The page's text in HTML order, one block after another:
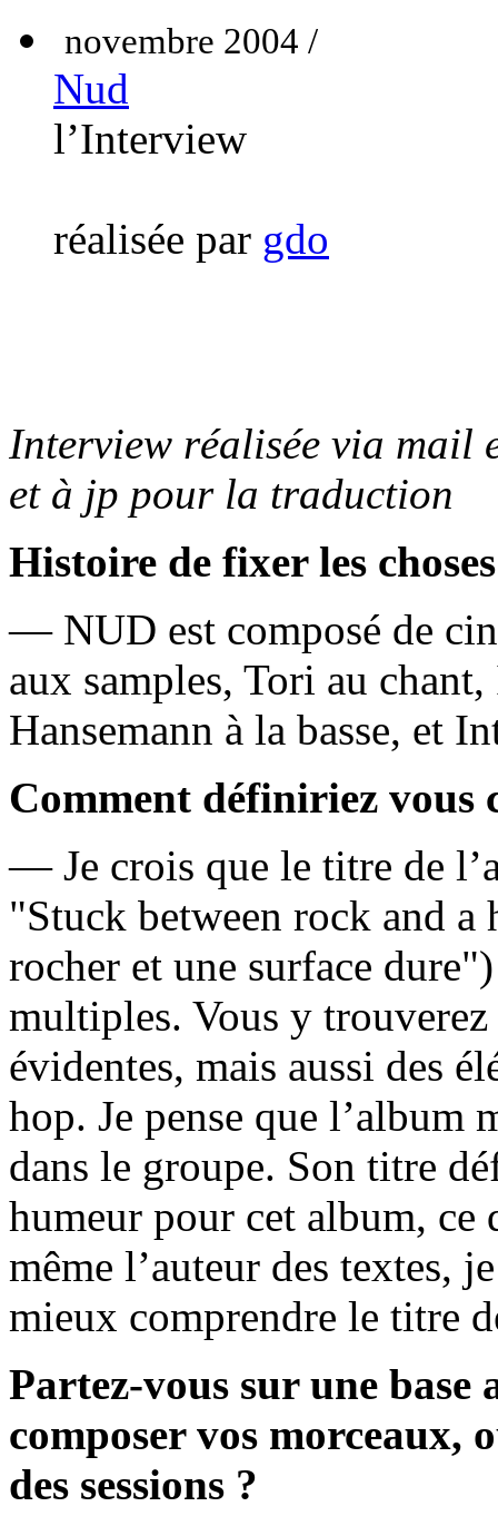
novembre 2004 /
Nud
l’Interview
réalisée par gdo
Interview réalisée via mail
et à jp pour la traduction
Histoire de fixer les
— NUD est composé de
aux samples, Tori au
Hansemann à la basse, et
Comment définiriez vous
— Je crois que le titre de
"Stuck between rock and
rocher et une surface
multiples. Vous y
évidentes, mais aussi des
hop. Je pense que l’album
dans le groupe. Son titre
humeur pour cet album,
même l’auteur des textes,
mieux comprendre le titre
Partez-vous sur une
composer vos morceaux,
des sessions ?